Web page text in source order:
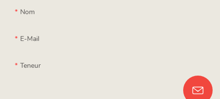
Nom
E-Mail
Teneur